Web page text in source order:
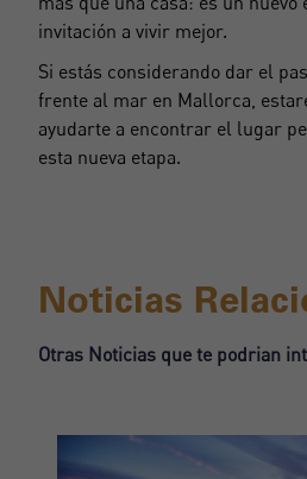
invitación a vivir mejor.
Si estás considerando dar el
frente al mar en Mallorca,
ayudarte a encontrar el lugar
esta nueva etapa.
Noticias
Otras Noticias que te podrian
Crear una cuenta
Acepto losTérminos y